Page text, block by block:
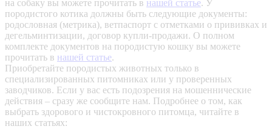
на собаку вы можете прочитать в нашей статье. У
породистого котика должны быть следующие документы:
родословная (метрика), ветпаспорт с отметками о прививках и
дегельминтизации, договор купли-продажи. О полном
комплекте документов на породистую кошку вы можете
прочитать в нашей статье.
Приобретайте породистых животных только в
специализированных питомниках или у проверенных
заводчиков. Если у вас есть подозрения на мошеннические
действия – сразу же сообщите нам. Подробнее о том, как
выбрать здорового и чистокровного питомца, читайте в
наших статьях: